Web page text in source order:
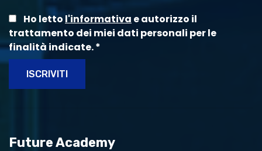
Ho letto l'informativa e autorizzo il
trattamento dei miei dati personali per le
finalità indicate.*
ISCRIVITI
Future Academy